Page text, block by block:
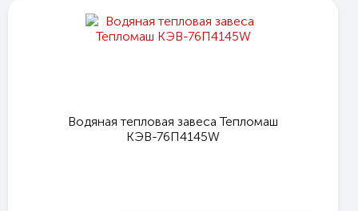
Водяная тепловая завеса Тепломаш
КЭВ-76П4145W